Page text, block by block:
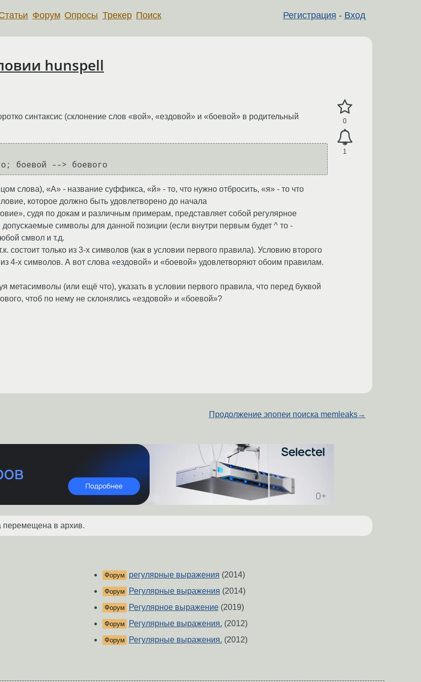
Регистрация - Вход
Форум Опросы Трекер Поиск
hunspell
0
1
синтаксис (склонение слов «вой», «ездовой» и «боевой» в родительный
слова), «A» - название суффикса, «й» - то, что нужно отбросить, «я» - то что
которое должно быть удовлетворено до начала
судя по докам и различным примерам, представляет собой регулярное
символы для данной позиции (если внутри первым будет ^ то -
смвол и т.д.
состоит только из 3-х символов (как в условии первого правила). Условию второго
из 4-х символов. А вот слова «ездовой» и «боевой» удовлетворяют обоим правилам.
метасимволы (или ещё что), указать в условии первого правила, что перед буквой
чтоб по нему не склонялись «ездовой» и «боевой»?
Продолжение эпопеи поиска memleaks→
перемещена в архив.
Форум регулярные выражения (2014)
Форум Регулярные выражения (2014)
Форум Регулярное выражение(2019)
Форум Регулярные выражения. (2012)
Форум Регулярные выражения. (2012)